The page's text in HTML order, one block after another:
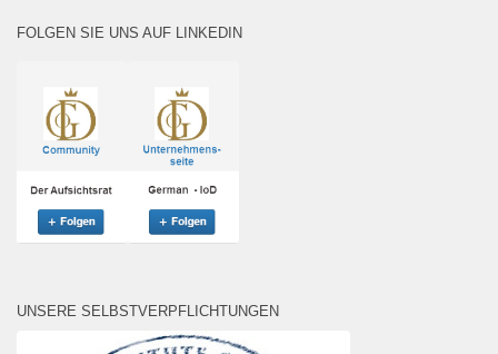
FOLGEN SIE UNS AUF LINKEDIN
UNSERE SELBSTVERPFLICHTUNGEN